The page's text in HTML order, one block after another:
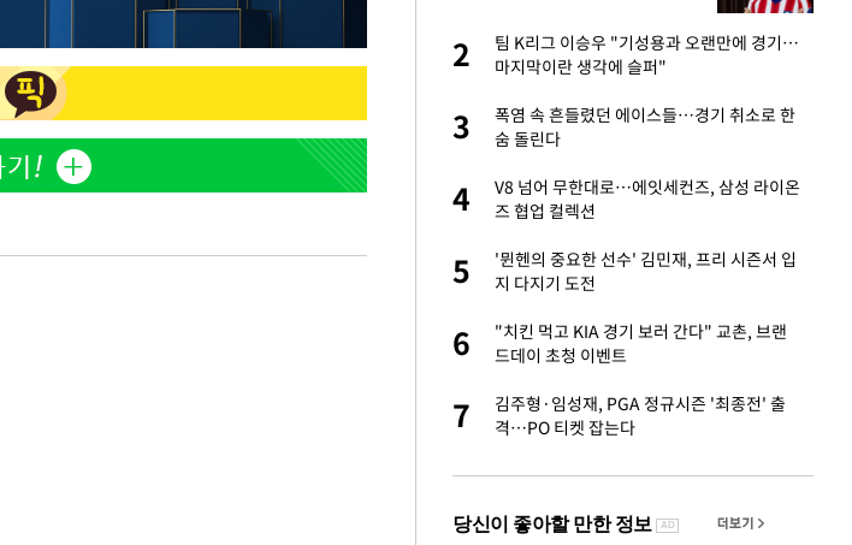
2
정부, 전 산업에 'AI 옷' 입힌다…AI 로봇 연
1000대 보급 추진
3
'첫 주연' 정준원 "심판대 올라…많이 걱정
돼"
4
황기순 "원정 도박으로 전 재산 잃고 필리핀
5 최준희, 또 성형수술 예고 "짝짝이 눈 탈출"
2
팀 K리그 이승우 "기성용과 오랜만에 경기…
마지막이란 생각에 슬퍼"
3
폭염 속 흔들렸던 에이스들…경기 취소로 한
숨 돌린다
4
V8 넘어 무한대로…에잇세컨즈, 삼성 라이온
즈 협업 컬렉션
5
'뮌헨의 중요한 선수' 김민재, 프리 시즌서 입
지 다지기 도전
6
"치킨 먹고 KIA 경기 보러 간다" 교촌, 브랜
드데이 초청 이벤트
7
김주형·임성재, PGA 정규시즌 '최종전' 출
격…PO 티켓 잡는다